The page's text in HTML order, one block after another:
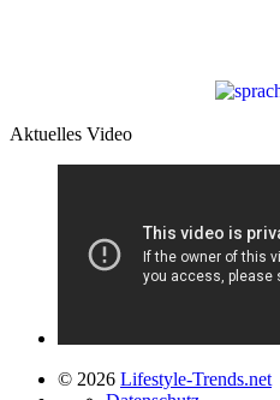
Aktuelles Video
© 2026 Lifestyle-Trends.net